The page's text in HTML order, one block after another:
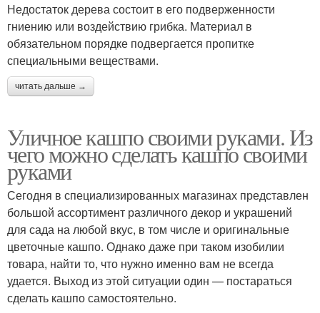
Недостаток дерева состоит в его подверженности
гниению или воздействию грибка. Материал в
обязательном порядке подвергается пропитке
специальными веществами.
читать дальше →
Уличное кашпо своими руками. Из
чего можно сделать кашпо своими
руками
Сегодня в специализированных магазинах представлен
большой ассортимент различного декор и украшений
для сада на любой вкус, в том числе и оригинальные
цветочные кашпо. Однако даже при таком изобилии
товара, найти то, что нужно именно вам не всегда
удается. Выход из этой ситуации один — постараться
сделать кашпо самостоятельно.